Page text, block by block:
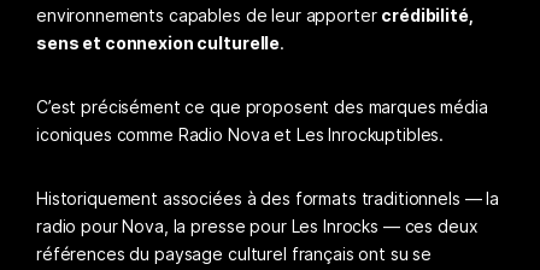
environnements capables de leur apporter crédibilité,
sens et connexion culturelle.
C’est précisément ce que proposent des marques média
iconiques comme Radio Nova et Les Inrockuptibles.
Historiquement associées à des formats traditionnels — la
radio pour Nova, la presse pour Les Inrocks — ces deux
références du paysage culturel français ont su se